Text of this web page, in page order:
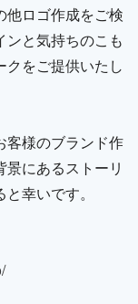
他ロゴ作成をご検
と気持ちのこも
クをご提供いたし
客様のブランド作
にあるストーリ
幸いです。